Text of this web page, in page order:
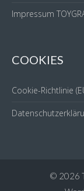
Impressum
COOKIES
Cookie-Richtlinie
© 2026